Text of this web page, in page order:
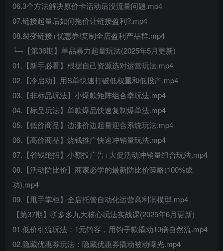
06.3个方法解决原价卡活动后没流量问题.mp4
07.链接起量后如何拖价让链接盈利?.mp4
08.裂变链接+优惠券!复制全店盈利产品群.mp4
└─【第36期】单品暴力起量玩法(2025年5月更新)
01.【新手必看】根据自己资源选对运营玩法.mp4
02.【冷启动】用S单快速打破低权重和低投产.mp4
03.【非标品玩法】小爆款矩阵组合拳玩法.mp4
04.【标品玩法】单款爆品快速复制爆单法.mp4
05.【低价商品】边涨价边起量迎合系统玩法.mp4
06.【高价商品】烧钱推广快速冲销量玩法.mp4
07.【省钱绝招】小额投广告+大促活动冲销量组合玩法.mp4
08.【活动防比价】商家必学的最新防比价策略(100%成
功).mp4
09.【甩手掌柜】全店托管自动化运营高利润模型.mp4
【第37期】拼多多九大核心玩法实战课(2025年6月更新)
01.低价引流玩法：1元钓客，用钩子款撬动10倍自然流.mp4
02.隐藏优惠券玩法：隐藏优惠券撬动被动曝光.mp4